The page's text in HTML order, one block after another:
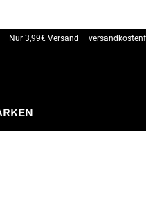
Nur 3,99€ Versand –